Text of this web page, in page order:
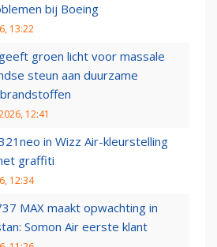
bij Boeing
13:22
groen licht voor massale
steun aan duurzame
12:41
in Wizz Air-kleurstelling
graffiti
12:34
MAX maakt opwachting in
Somon Air eerste klant